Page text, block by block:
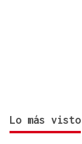
Lo más visto